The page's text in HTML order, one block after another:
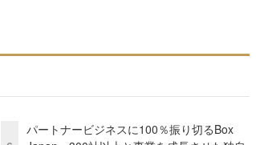
パートナービジネスに100％振り切るBox